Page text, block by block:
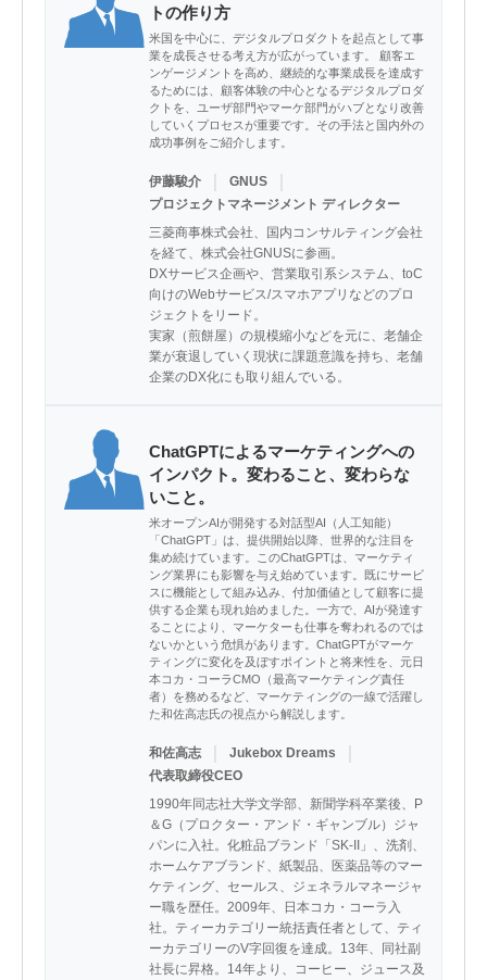
トの作り方
米国を中心に、デジタルプロダクトを起点として事
業を成長させる考え方が広がっています。 顧客エ
ンゲージメントを高め、継続的な事業成長を達成す
るためには、顧客体験の中心となるデジタルプロダ
クトを、ユーザ部門やマーケ部門がハブとなり改善
していくプロセスが重要です。その手法と国内外の
成功事例をご紹介します。
伊藤駿介 GNUS
プロジェクトマネージメント ディレクター
三菱商事株式会社、国内コンサルティング会社
を経て、株式会社GNUSに参画。
DXサービス企画や、営業取引系システム、toC
向けのWebサービス/スマホアプリなどのプロ
ジェクトをリード。
実家（煎餅屋）の規模縮小などを元に、老舗企
業が衰退していく現状に課題意識を持ち、老舗
企業のDX化にも取り組んでいる。
ChatGPTによるマーケティングへの
インパクト。変わること、変わらな
いこと。
米オープンAIが開発する対話型AI（人工知能）
「ChatGPT」は、提供開始以降、世界的な注目を
集め続けています。このChatGPTは、マーケティ
ング業界にも影響を与え始めています。既にサービ
スに機能として組み込み、付加価値として顧客に提
供する企業も現れ始めました。一方で、AIが発達す
ることにより、マーケターも仕事を奪われるのでは
ないかという危惧があります。ChatGPTがマーケ
ティングに変化を及ぼすポイントと将来性を、元日
本コカ・コーラCMO（最高マーケティング責任
者）を務めるなど、マーケティングの一線で活躍し
た和佐高志氏の視点から解説します。
和佐高志 Jukebox Dreams
代表取締役CEO
1990年同志社大学文学部、新聞学科卒業後、P
＆G（プロクター・アンド・ギャンブル）ジャ
パンに入社。化粧品ブランド「SK-II」、洗剤、
ホームケアブランド、紙製品、医薬品等のマー
ケティング、セールス、ジェネラルマネージャ
ー職を歴任。2009年、日本コカ・コーラ入
社。ティーカテゴリー統括責任者として、ティ
ーカテゴリーのV字回復を達成。13年、同社副
社長に昇格。14年より、コーヒー、ジュース及